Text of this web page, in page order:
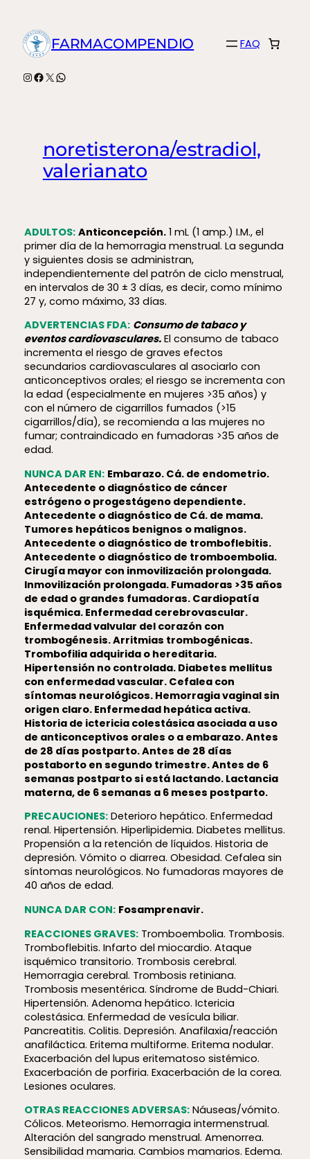
contenidoFARMACOMPENDIO FAQ
Instagram
Facebook
X WhatsApp
noretisterona/estradiol,
valerianato
ADULTOS: Anticoncepción.1 mL (1 amp.) I.M., el
primer día de la hemorragia menstrual. La segunda
y siguientes dosis se administran,
independientemente del patrón de ciclo menstrual,
en intervalos de 30 ± 3 días, es decir, como mínimo
27 y, como máximo, 33 días.
ADVERTENCIAS FDA: Consumo de tabaco y
eventos cardiovasculares.El consumo de tabaco
incrementa el riesgo de graves efectos
secundarios cardiovasculares al asociarlo con
anticonceptivos orales; el riesgo se incrementa con
la edad (especialmente en mujeres >35 años) y
con el número de cigarrillos fumados (>15
cigarrillos/día), se recomienda a las mujeres no
fumar; contraindicado en fumadoras >35 años de
edad.
NUNCA DAR EN: Embarazo. Cá. de endometrio.
Antecedente o diagnóstico de cáncer
estrógeno o progestágeno dependiente.
Antecedente o diagnóstico de Cá. de mama.
Tumores hepáticos benignos o malignos.
Antecedente o diagnóstico de tromboflebitis.
Antecedente o diagnóstico de tromboembolia.
Cirugía mayor con inmovilización prolongada.
Inmovilización prolongada. Fumadoras >35 años
de edad o grandes fumadoras. Cardiopatía
isquémica. Enfermedad cerebrovascular.
Enfermedad valvular del corazón con
trombogénesis. Arritmias trombogénicas.
Trombofilia adquirida o hereditaria.
Hipertensión no controlada. Diabetes mellitus
con enfermedad vascular. Cefalea con
síntomas neurológicos. Hemorragia vaginal sin
origen claro. Enfermedad hepática activa.
Historia de ictericia colestásica asociada a uso
de anticonceptivos orales o a embarazo. Antes
de 28 días postparto. Antes de 28 días
postaborto en segundo trimestre. Antes de 6
semanas postparto si está lactando. Lactancia
materna, de 6 semanas a 6 meses postparto.
PRECAUCIONES:Deterioro hepático. Enfermedad
renal. Hipertensión. Hiperlipidemia. Diabetes mellitus.
Propensión a la retención de líquidos. Historia de
depresión. Vómito o diarrea. Obesidad. Cefalea sin
síntomas neurológicos. No fumadoras mayores de
40 años de edad.
NUNCA DAR CON: Fosamprenavir.
REACCIONES GRAVES:Tromboembolia. Trombosis.
Tromboflebitis. Infarto del miocardio. Ataque
isquémico transitorio. Trombosis cerebral.
Hemorragia cerebral. Trombosis retiniana.
Trombosis mesentérica. Síndrome de Budd-Chiari.
Hipertensión. Adenoma hepático. Ictericia
colestásica. Enfermedad de vesícula biliar.
Pancreatitis. Colitis. Depresión. Anafilaxia/reacción
anafiláctica. Eritema multiforme. Eritema nodular.
Exacerbación del lupus eritematoso sistémico.
Exacerbación de porfiria. Exacerbación de la corea.
Lesiones oculares.
OTRAS REACCIONES ADVERSAS:Náuseas/vómito.
Cólicos. Meteorismo. Hemorragia intermenstrual.
Alteración del sangrado menstrual. Amenorrea.
Sensibilidad mamaria. Cambios mamarios. Edema.